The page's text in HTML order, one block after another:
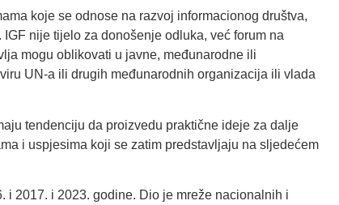
koje se odnose na razvoj informacionog društva,
nije tijelo za donošenje odluka, već forum na
mogu oblikovati u javne, međunarodne ili
UN-a ili drugih međunarodnih organizacija ili vlada
tendenciju da proizvedu praktične ideje za dalje
i uspjesima koji se zatim predstavljaju na sljedećem
. i 2017. i 2023. godine. Dio je mreže nacionalnih i